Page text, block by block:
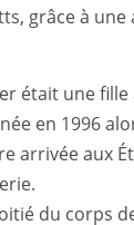
grâce à
était une
en 1996
arrivée aux